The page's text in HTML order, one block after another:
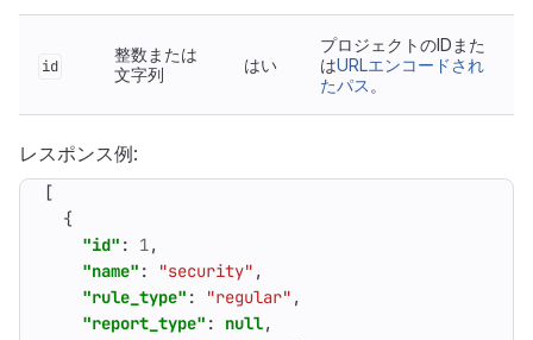
id
整数または
文字列
はい
プロジェクトのIDまた
はURLエンコードされ
たパス 。
レスポンス例:
[
{
"id" : 1,
"name" : "security" ,
"rule_type" : "regular" ,
"report_type" : null,